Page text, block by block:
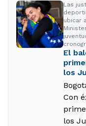
Las
ubicar
El
los
Con
los